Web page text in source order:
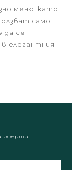
меню, като
само
да се
елегантния
оферти